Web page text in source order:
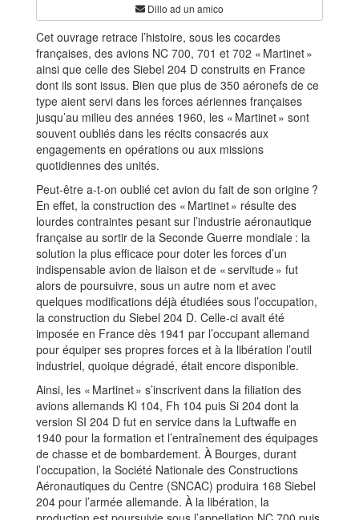
Dillo ad un amico
Cet ouvrage retrace l’histoire, sous les cocardes
françaises, des avions NC 700, 701 et 702 « Martinet »
ainsi que celle des Siebel 204 D construits en France
dont ils sont issus. Bien que plus de 350 aéronefs de ce
type aient servi dans les forces aériennes françaises
jusqu’au milieu des années 1960, les « Martinet » sont
souvent oubliés dans les récits consacrés aux
engagements en opérations ou aux missions
quotidiennes des unités.
Peut-être a-t-on oublié cet avion du fait de son origine ?
En effet, la construction des « Martinet » résulte des
lourdes contraintes pesant sur l’industrie aéronautique
française au sortir de la Seconde Guerre mondiale : la
solution la plus efficace pour doter les forces d’un
indispensable avion de liaison et de « servitude » fut
alors de poursuivre, sous un autre nom et avec
quelques modifications déjà étudiées sous l’occupation,
la construction du Siebel 204 D. Celle-ci avait été
imposée en France dès 1941 par l’occupant allemand
pour équiper ses propres forces et à la libération l’outil
industriel, quoique dégradé, était encore disponible.
Ainsi, les « Martinet » s’inscrivent dans la filiation des
avions allemands Kl 104, Fh 104 puis Si 204 dont la
version SI 204 D fut en service dans la Luftwaffe en
1940 pour la formation et l’entraînement des équipages
de chasse et de bombardement. À Bourges, durant
l’occupation, la Société Nationale des Constructions
Aéronautiques du Centre (SNCAC) produira 168 Siebel
204 pour l’armée allemande. À la libération, la